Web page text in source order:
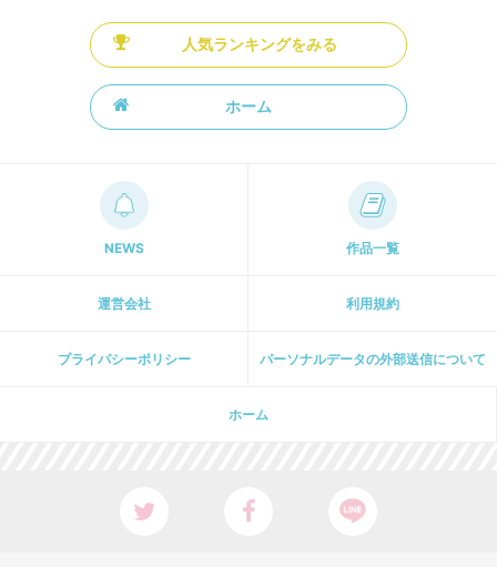
人気ランキングをみる
ホーム
NEWS 作品一覧
運営会社 利用規約
プライパシーポリシー パーソナルデータの外部送信について
ホーム